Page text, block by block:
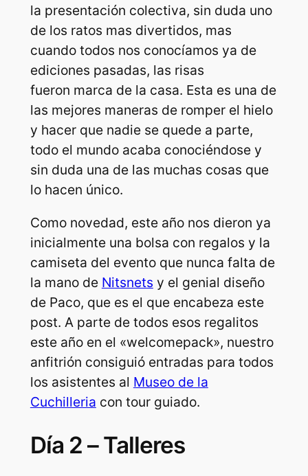
la presentación colectiva, sin duda uno
de los ratos mas divertidos, mas
cuando todos nos conocíamos ya de
ediciones pasadas, las risas
fueron marca de la casa. Esta es una de
las mejores maneras de romper el hielo
y hacer que nadie se quede a parte,
todo el mundo acaba conociéndose y
sin duda una de las muchas cosas que
lo hacen único.
Como novedad, este año nos dieron ya
inicialmente una bolsa con regalos y la
camiseta del evento que nunca falta de
la mano de Nitsnets y el genial diseño
de Paco, que es el que encabeza este
post. A parte de todos esos regalitos
este año en el «welcomepack», nuestro
anfitrión consiguió entradas para todos
los asistentes al Museo de la
Cuchilleria con tour guiado.
Día 2 – Talleres